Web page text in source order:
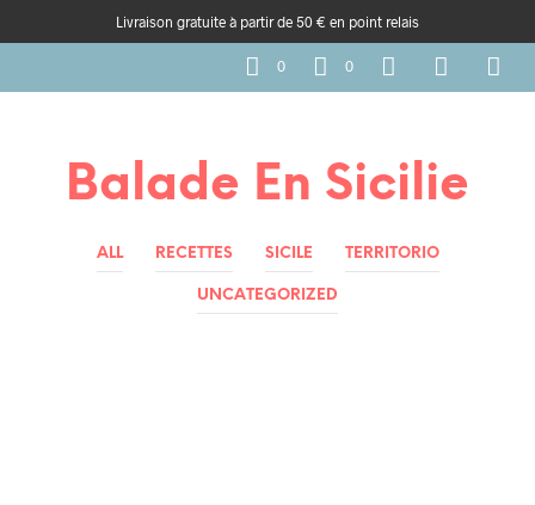
Livraison gratuite à partir de 50 € en point relais
0 0
Balade En Sicilie
ALL RECETTES SICILE TERRITORIO
UNCATEGORIZED